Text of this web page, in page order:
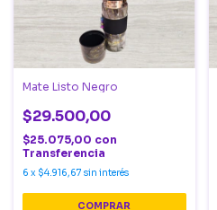
Mate Listo Negro
$29.500,00
$25.075,00 con
Transferencia
6 x $4.916,67 sin interés